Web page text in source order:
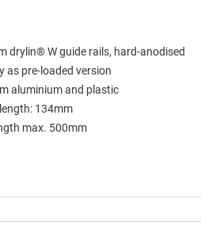
drylin® W guide rails, hard-anodised
as pre-loaded version
aluminium and plastic
134mm
max. 500mm